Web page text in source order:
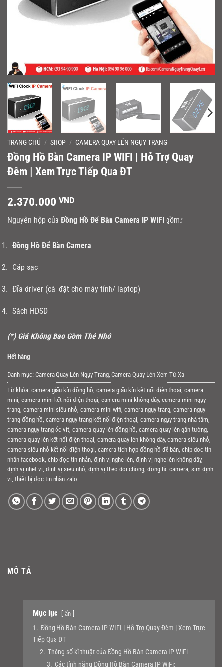
TRANG CHỦ / SHOP / CAMERA QUAY LÉN NGỤY TRANG
Đồng Hồ Bàn Camera IP WIFI | Hỗ Trợ Quay
Đêm | Xem Trực Tiếp Qua ĐT
2.370.000 VNĐ
Nguyên hộp của Đồng Hồ Để Bàn Camera IP WIFI gồm:
Đồng Hồ Để Bàn Camera
Cáp sạc
Đĩa driver (cài đặt cho máy tính/ laptop)
Sách HDSD
(*) Giá Không Bao Gồm Thẻ Nhớ
Hết hàng
Danh mục: Camera Quay Lén Ngụy Trang, Camera Quay Lén Xem Từ Xa
Từ khóa: camera giấu kín đồng hồ, camera giấu kín kết nối điện thoại, camera
mini, camera mini kết nối điện thoại, camera mini không dây, camera mini ngụy
trang, camera mini siêu nhỏ, camera mini wifi, camera ngụy trang, camera ngụy
trang đồng hồ, camera ngụy trang kết nối điện thoại, camera ngụy trang nhà tắm,
camera ngụy trang ốc vít, camera quay lén đồng hồ, camera quay lén gắn tường,
camera quay lén kết nối điện thoại, camera quay lén không dây, camera siêu nhỏ,
camera siêu nhỏ kết nối điện thoại, camera tích hợp đồng hồ để bàn, chip doc tin
nhắn facebook, chip đọc tin nhắn, định vị nghe lén, định vị nghe lén không dây,
định vị nhét ví, định vị siêu nhỏ, định vị theo dõi chồng, đồng hồ camera, sim định
vị, thiết bị đọc tin nhắn zalo
MÔ TẢ
Mục lục ẩn
1. Đồng Hồ Bàn Camera IP WIFI | Hỗ Trợ Quay Đêm | Xem Trực
Tiếp Qua ĐT
2. Thông số kĩ thuật của Đồng Hồ Bàn Camera IP WiFi
3. Các tính năng Đồng Hồ Bàn Camera IP WiFi: